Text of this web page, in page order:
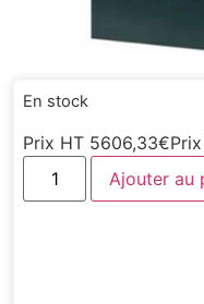
En stock
Prix HT 5606,33€
Ajouter au